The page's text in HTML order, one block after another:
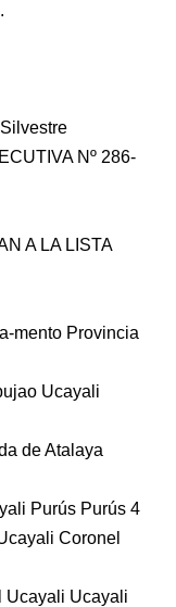
Nº 286-
A LA LISTA
mento Provincia
Ucayali
de Atalaya
Purús Purús 4
Coronel
Ucayali Ucayali